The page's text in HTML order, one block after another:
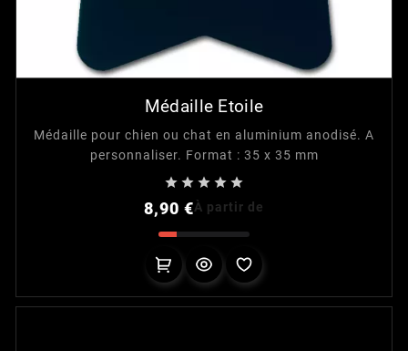
Médaille Etoile
Médaille pour chien ou chat en aluminium anodisé. A
personnaliser. Format : 35 x 35 mm
    
8,90 €À partir de